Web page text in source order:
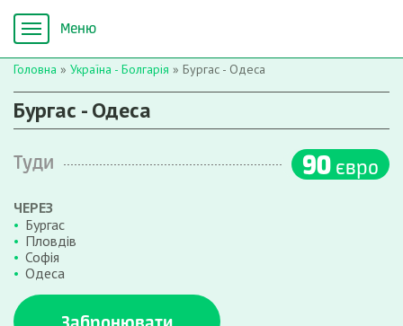
Головна » Україна - Болгарія » Бургас - Одеса
Бургас - Одеса
Туди 90 євро
ЧЕРЕЗ
Бургас
Пловдів
Софія
Одеса